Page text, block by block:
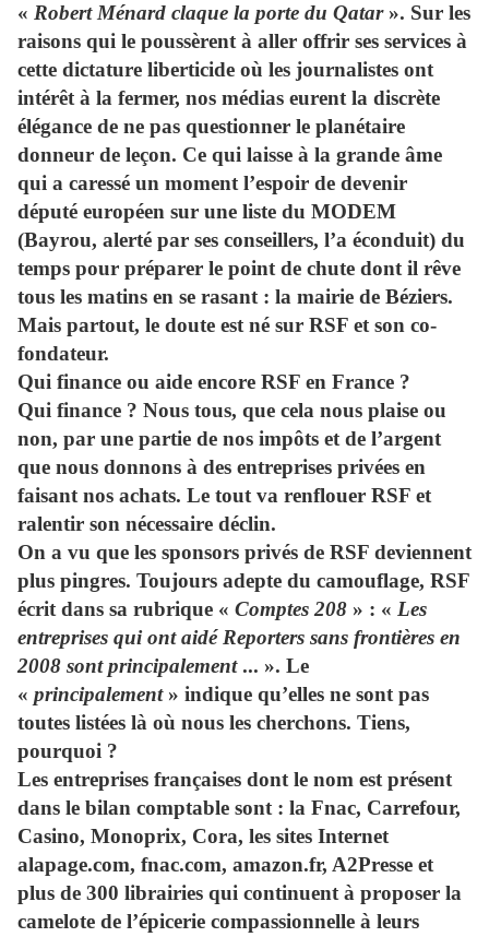
« Robert Ménard claque la porte du Qatar». Sur les
raisons qui le poussèrent à aller offrir ses services à
cette dictature liberticide où les journalistes ont
intérêt à la fermer, nos médias eurent la discrète
élégance de ne pas questionner le planétaire
donneur de leçon. Ce qui laisse à la grande âme
qui a caressé un moment l’espoir de devenir
député européen sur une liste du MODEM
(Bayrou, alerté par ses conseillers, l’a éconduit) du
temps pour préparer le point de chute dont il rêve
tous les matins en se rasant : la mairie de Béziers.
Mais partout, le doute est né sur RSF et son co-
fondateur.
Qui finance ou aide encore RSF en France ?
Qui finance ? Nous tous, que cela nous plaise ou
non, par une partie de nos impôts et de l’argent
que nous donnons à des entreprises privées en
faisant nos achats. Le tout va renflouer RSF et
ralentir son nécessaire déclin.
On a vu que les sponsors privés de RSF deviennent
plus pingres. Toujours adepte du camouflage, RSF
écrit dans sa rubrique « Comptes 208 » : « Les
entreprises qui ont aidé Reporters sans frontières en
2008 sont principalement... ». Le
« principalement» indique qu’elles ne sont pas
toutes listées là où nous les cherchons. Tiens,
pourquoi ?
Les entreprises françaises dont le nom est présent
dans le bilan comptable sont : la Fnac, Carrefour,
Casino, Monoprix, Cora, les sites Internet
alapage.com, fnac.com, amazon.fr, A2Presse et
plus de 300 librairies qui continuent à proposer la
camelote de l’épicerie compassionnelle à leurs